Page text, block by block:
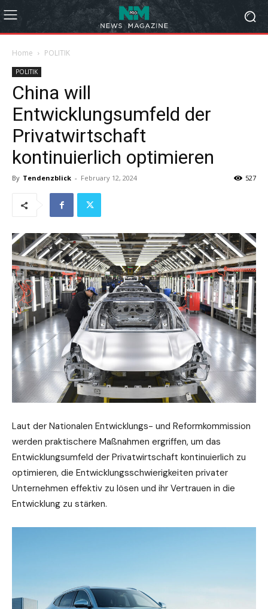
Home POLITIK
POLITIK
China will
Entwicklungsumfeld der
Privatwirtschaft
kontinuierlich optimieren
By Tendenzblick - February 12, 2024 527
Laut der Nationalen Entwicklungs- und Reformkommission
werden praktischere Maßnahmen ergriffen, um das
Entwicklungsumfeld der Privatwirtschaft kontinuierlich zu
optimieren, die Entwicklungsschwierigkeiten privater
Unternehmen effektiv zu lösen und ihr Vertrauen in die
Entwicklung zu stärken.